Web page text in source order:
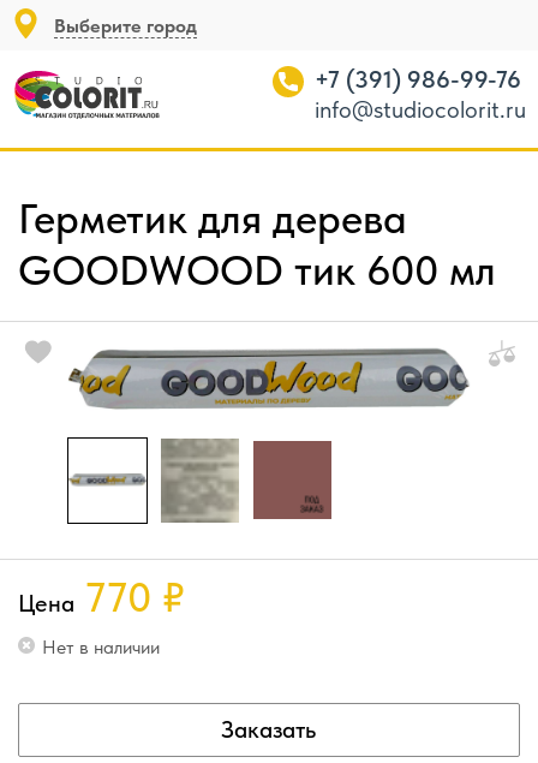
Выберите город
+7 (391) 986-99-76
info@studiocolorit.ru
Герметик для дерева
GOODWOOD тик 600 мл
Цена 770 ₽
Нет в наличии
Заказать